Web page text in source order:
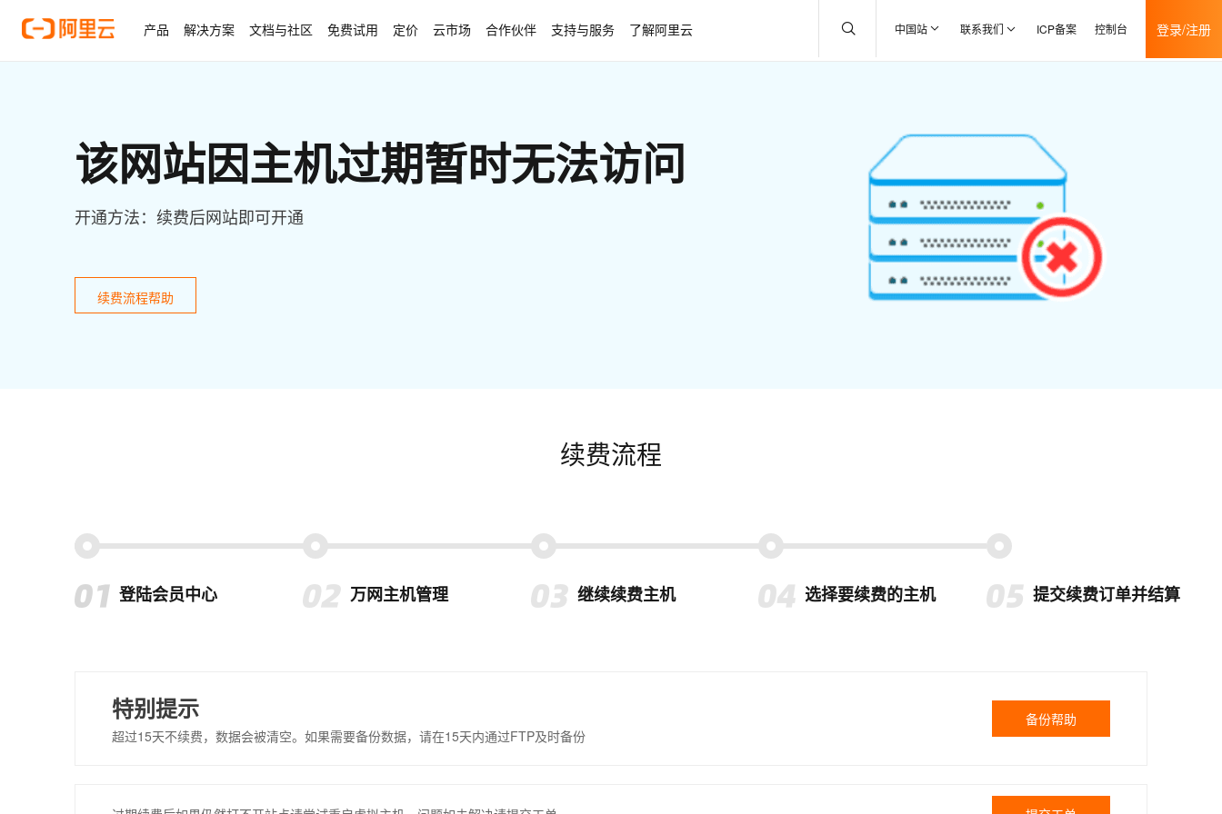
产品 解决方案 文档与社区 免费试用 定价 云市场 合作伙伴 支持与服务 了解阿里云 中国站 联系我们 ICP备案 控制台 登录/注册
该网站因主机过期暂时无法访问
开通方法：续费后网站即可开通
续费流程帮助
续费流程
登陆会员中心 万网主机管理 继续续费主机 选择要续费的主机 提交续费订单并结算
特别提示
超过15天不续费，数据会被清空。如果需要备份数据，请在15天内通过FTP及时备份
备份帮助